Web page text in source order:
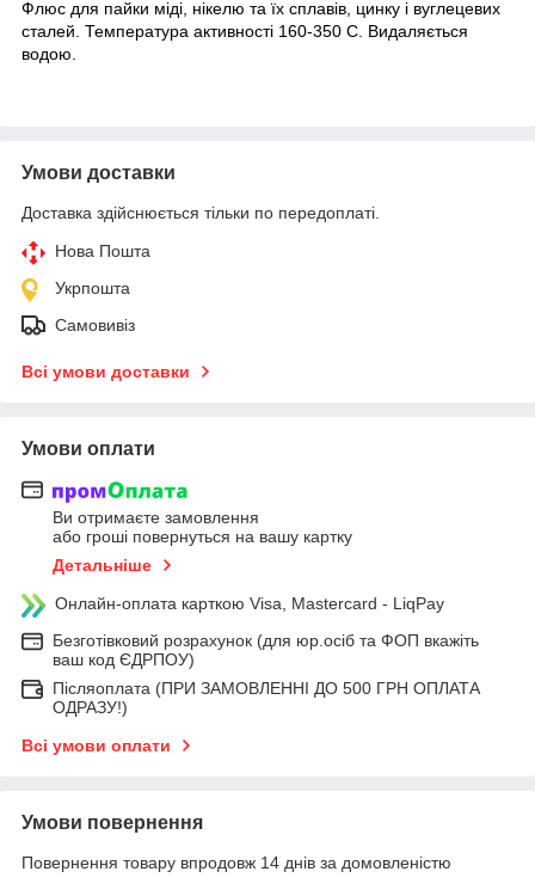
Флюс для пайки міді, нікелю та їх сплавів, цинку і вуглецевих
сталей. Температура активності 160-350 С. Видаляється
водою.
Умови доставки
Доставка здійснюється тільки по передоплаті.
Нова Пошта
Укрпошта
Самовивіз
Всі умови доставки
Умови оплати
Ви отримаєте замовлення
або гроші повернуться на вашу картку
Детальніше
Онлайн-оплата карткою Visa, Mastercard - LiqPay
Безготівковий розрахунок (для юр.осіб та ФОП вкажіть
ваш код ЄДРПОУ)
Післяоплата (ПРИ ЗАМОВЛЕННІ ДО 500 ГРН ОПЛАТА
ОДРАЗУ!)
Всі умови оплати
Умови повернення
Повернення товару впродовж 14 днів за домовленістю